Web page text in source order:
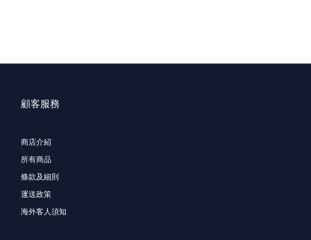
顧客服務
商店介紹
所有商品
條款及細則
運送政策
海外客人須知